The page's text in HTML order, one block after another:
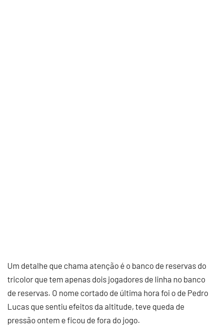
Um detalhe que chama atenção é o banco de reservas do
tricolor que tem apenas dois jogadores de linha no banco
de reservas. O nome cortado de última hora foi o de Pedro
Lucas que sentiu efeitos da altitude, teve queda de
pressão ontem e ficou de fora do jogo.